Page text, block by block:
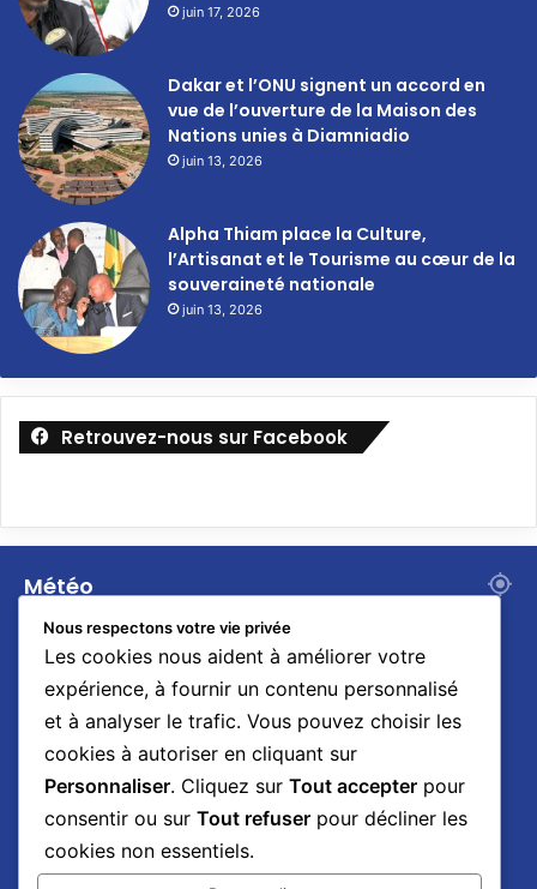
juin 17, 2026
Dakar et l’ONU signent un accord en
vue de l’ouverture de la Maison des
Nations unies à Diamniadio
juin 13, 2026
Alpha Thiam place la Culture,
l’Artisanat et le Tourisme au cœur de la
souveraineté nationale
juin 13, 2026
Retrouvez-nous sur Facebook
Météo
Dakar
Pluie
25 ℃
28º - 25º
91%
℃
Nous respectons votre vie privée
Les cookies nous aident à améliorer votre
expérience, à fournir un contenu personnalisé
et à analyser le trafic. Vous pouvez choisir les
cookies à autoriser en cliquant sur
Personnaliser. Cliquez sur Tout accepter pour
consentir ou sur Tout refuser pour décliner les
cookies non essentiels.